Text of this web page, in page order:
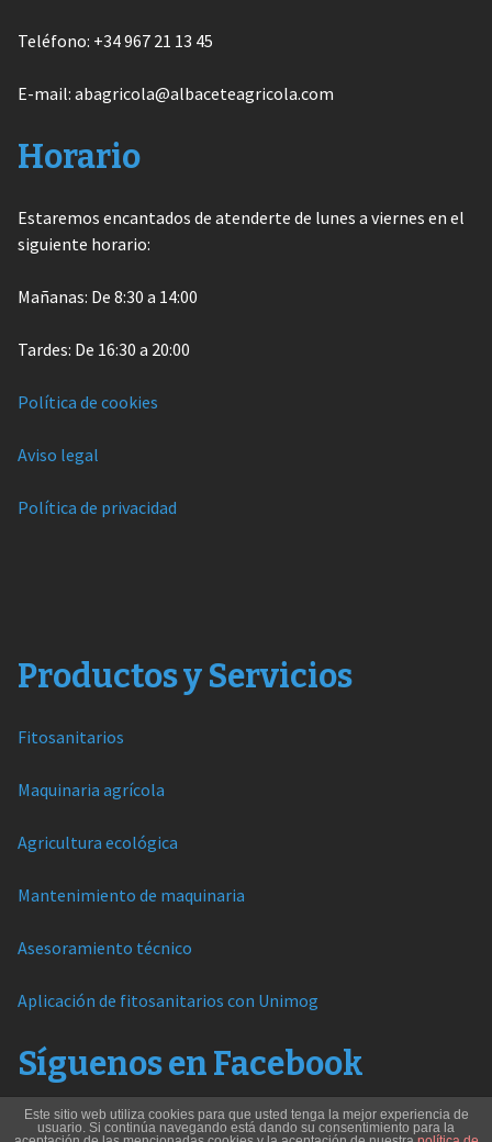
Teléfono: +34 967 21 13 45
E-mail: abagricola@albaceteagricola.com
Horario
Estaremos encantados de atenderte de lunes a viernes en el
siguiente horario:
Mañanas: De 8:30 a 14:00
Tardes: De 16:30 a 20:00
Política de cookies
Aviso legal
Política de privacidad
Productos y Servicios
Fitosanitarios
Maquinaria agrícola
Agricultura ecológica
Mantenimiento de maquinaria
Asesoramiento técnico
Aplicación de fitosanitarios con Unimog
Síguenos en Facebook
Este sitio web utiliza cookies para que usted tenga la mejor experiencia de
usuario. Si continúa navegando está dando su consentimiento para la